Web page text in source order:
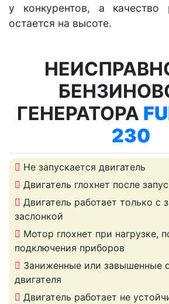
у конкурентов, а качество
остается на высоте.
ГЕНЕРАТОРА
230
Не запускается двигатель
Двигатель глохнет после
Двигатель работает только с
заслонкой
Мотор глохнет при нагрузке,
подключения приборов
Заниженные или завышенные
двигателя
Двигатель работает не